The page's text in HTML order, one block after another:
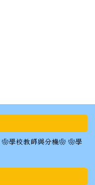
❀學校教師與分機❀ ❀學